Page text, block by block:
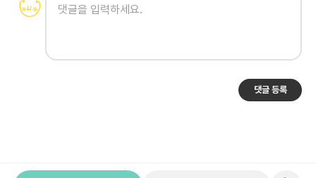
댓글 등록